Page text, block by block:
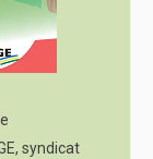
syndicat